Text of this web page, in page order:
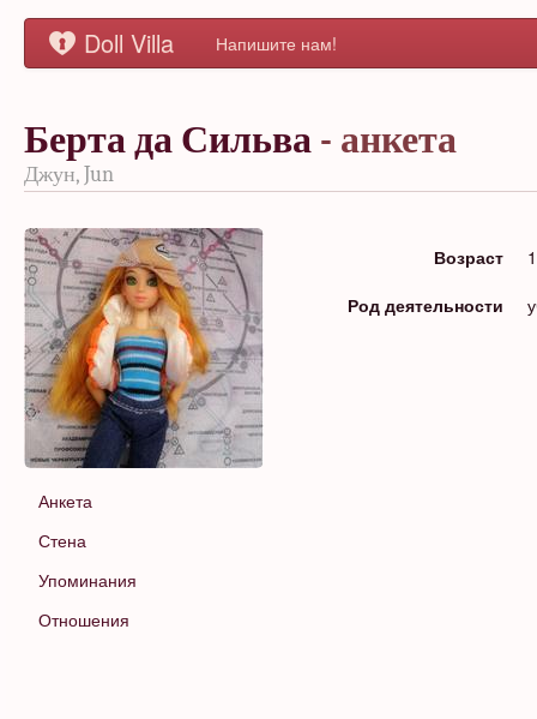
Doll Villa Напишите нам!
Берта да Сильва - анкета
Джун, Jun
Анкета
Стена
Упоминания
Отношения
Возраст
Род деятельности